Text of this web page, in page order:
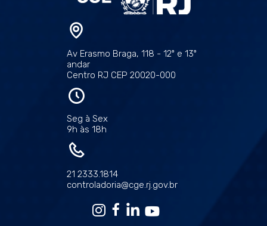
Av Erasmo Braga, 118 - 12º e 13º
andar
Centro RJ CEP 20020-000
Seg à Sex
9h às 18h
21 2333.1814
controladoria@cge.rj.gov.br